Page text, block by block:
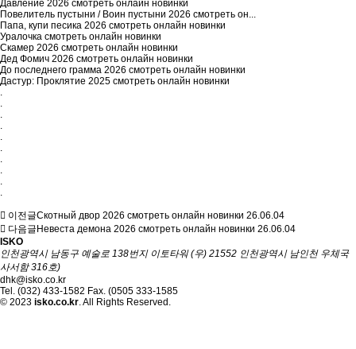
Давление 2026 смотреть онлайн новинки
Повелитель пустыни / Воин пустыни 2026 смотреть он...
Папа, купи песика 2026 смотреть онлайн новинки
Уралочка смотреть онлайн новинки
Скамер 2026 смотреть онлайн новинки
Дед Фомич 2026 смотреть онлайн новинки
До последнего грамма 2026 смотреть онлайн новинки
Дастур: Проклятие 2025 смотреть онлайн новинки
.
.
.
.
.
.
.
.
.
.
이전글Скотный двор 2026 смотреть онлайн новинки 26.06.04
다음글 Невеста демона 2026 смотреть онлайн новинки 26.06.04
ISKO
인천광역시 남동구 예술로 138번지 이토타워 (우) 21552 인천광역시 남인천 우체국
사서함 316호)
dhk@isko.co.kr
Tel. (032) 433-1582 Fax. (0505 333-1585
© 2023 isko.co.kr. All Rights Reserved.